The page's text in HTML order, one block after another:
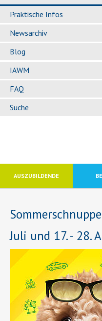
Praktische Infos
Newsarchiv
Blog
IAWM
FAQ
Suche
AUSZUBILDENDE
Juli und 17. - 28.